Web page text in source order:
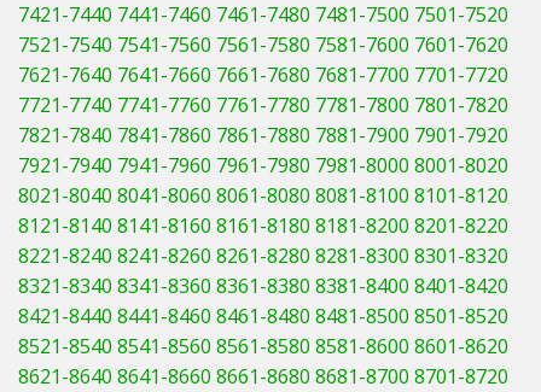
7421-7440 7441-7460 7461-7480 7481-7500 7501-7520
7521-7540 7541-7560 7561-7580 7581-7600 7601-7620
7621-7640 7641-7660 7661-7680 7681-7700 7701-7720
7721-7740 7741-7760 7761-7780 7781-7800 7801-7820
7821-7840 7841-7860 7861-7880 7881-7900 7901-7920
7921-7940 7941-7960 7961-7980 7981-8000 8001-8020
8021-8040 8041-8060 8061-8080 8081-8100 8101-8120
8121-8140 8141-8160 8161-8180 8181-8200 8201-8220
8221-8240 8241-8260 8261-8280 8281-8300 8301-8320
8321-8340 8341-8360 8361-8380 8381-8400 8401-8420
8421-8440 8441-8460 8461-8480 8481-8500 8501-8520
8521-8540 8541-8560 8561-8580 8581-8600 8601-8620
8621-8640 8641-8660 8661-8680 8681-8700 8701-8720